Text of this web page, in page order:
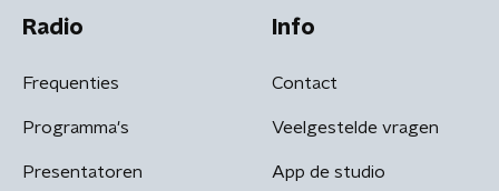
Radio
Frequenties
Programma's
Presentatoren
Info
Contact
Veelgestelde vragen
App de studio